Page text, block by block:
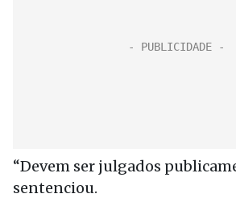
“Devem ser julgados
sentenciou.